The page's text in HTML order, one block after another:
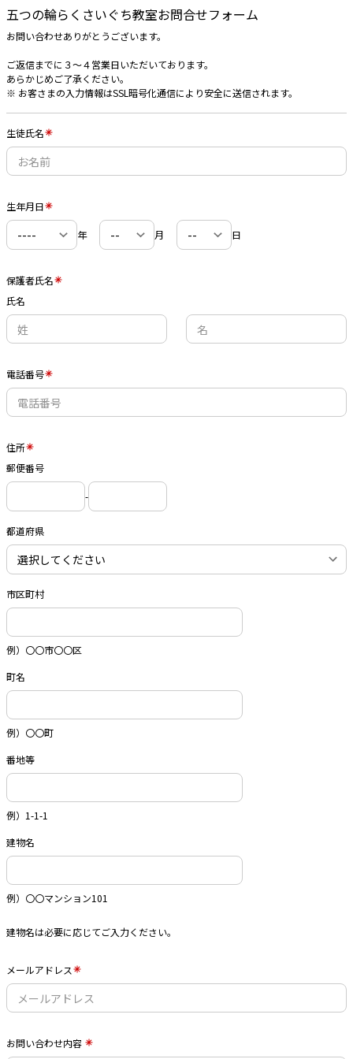
五つの輪らくさいぐち教室お問合せフォーム
お問い合わせありがとうございます。
ご返信までに３〜４営業日いただいております。
あらかじめご了承ください。
※ お客さまの入力情報はSSL暗号化通信により安全に送信されます。
生徒氏名
生年月日
年 月 日
保護者氏名
氏名
電話番号
住所
郵便番号
-
都道府県
市区町村
例）〇〇市〇〇区
町名
例）〇〇町
番地等
例）1-1-1
建物名
例）〇〇マンション101
建物名は必要に応じてご入力ください。
メールアドレス
お問い合わせ内容